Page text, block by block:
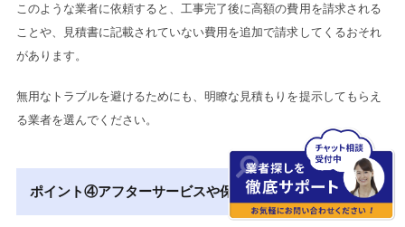
このような業者に依頼すると、工事完了後に高額の費用を請求される
ことや、見積書に記載されていない費用を追加で請求してくるおそれ
があります。
無用なトラブルを避けるためにも、明瞭な見積もりを提示してもらえ
る業者を選んでください。
ポイント④アフターサービスや保証制度を確認する